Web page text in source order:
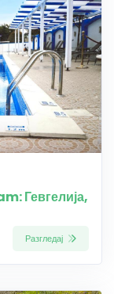
Гевгелија,
Разгледај